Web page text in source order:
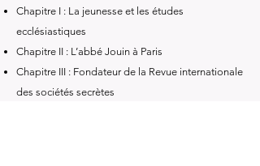
Chapitre I : La jeunesse et les études
ecclésiastiques
Chapitre II : L’abbé Jouin à Paris
Chapitre III : Fondateur de la Revue internationale
des sociétés secrètes